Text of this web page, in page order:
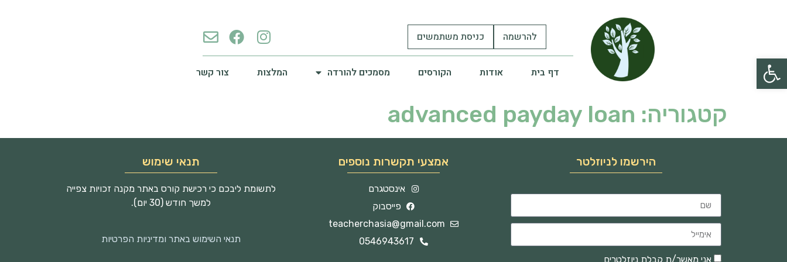
פתח סרגל נגישות
להרשמה כניסת משתמשים
דף בית אודות הקורסים מסמכים להורדה המלצות צור קשר
קטגוריה: advanced payday loan
הירשמו לניוזלטר
אני מאשר/ת קבלת ניוזלטרים
אמצעי תקשרות נוספים
אינסטגרם
פייסבוק
teacherchasia@gmail.com
0546943617
תנאי שימוש
לתשומת ליבכם כי רכישת קורס באתר מקנה זכויות צפייה
למשך חודש (30 יום).
תנאי השימוש באתר ומדיניות הפרטיות